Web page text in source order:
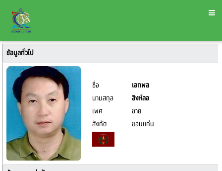
ข้อมูลทั่วไป
ชื่อ
เอกพล
นามสกุล
สิงห์ลอ
เพศ
ชาย
สังกัด
ขอนแก่น